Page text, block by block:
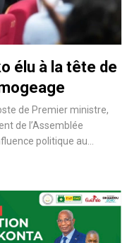
élu à la tête de
de Premier ministre,
de l’Assemblée
politique au…